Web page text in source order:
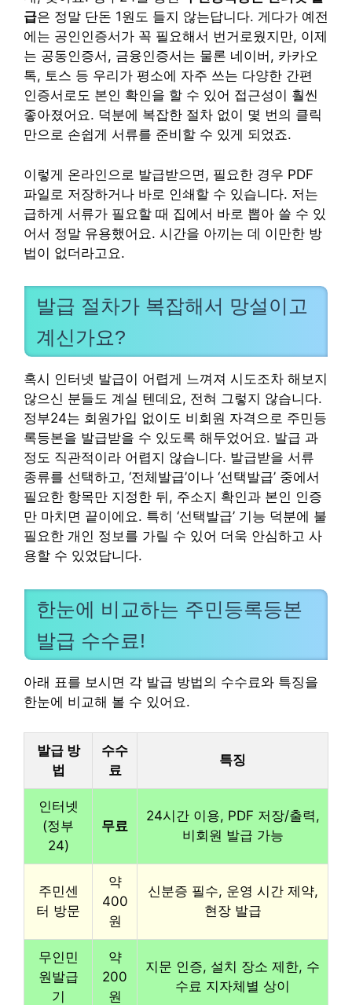
급은 정말 단돈 1원도 들지 않는답니다. 게다가 예전
에는 공인인증서가 꼭 필요해서 번거로웠지만, 이제
는 공동인증서, 금융인증서는 물론 네이버, 카카오
톡, 토스 등 우리가 평소에 자주 쓰는 다양한 간편
인증서로도 본인 확인을 할 수 있어 접근성이 훨씬
좋아졌어요. 덕분에 복잡한 절차 없이 몇 번의 클릭
만으로 손쉽게 서류를 준비할 수 있게 되었죠.
이렇게 온라인으로 발급받으면, 필요한 경우 PDF
파일로 저장하거나 바로 인쇄할 수 있습니다. 저는
급하게 서류가 필요할 때 집에서 바로 뽑아 쓸 수 있
어서 정말 유용했어요. 시간을 아끼는 데 이만한 방
법이 없더라고요.
발급 절차가 복잡해서 망설이고
계신가요?
혹시 인터넷 발급이 어렵게 느껴져 시도조차 해보지
않으신 분들도 계실 텐데요, 전혀 그렇지 않습니다.
정부24는 회원가입 없이도 비회원 자격으로 주민등
록등본을 발급받을 수 있도록 해두었어요. 발급 과
정도 직관적이라 어렵지 않습니다. 발급받을 서류
종류를 선택하고, ‘전체발급’이나 ‘선택발급’ 중에서
필요한 항목만 지정한 뒤, 주소지 확인과 본인 인증
만 마치면 끝이에요. 특히 ‘선택발급’ 기능 덕분에 불
필요한 개인 정보를 가릴 수 있어 더욱 안심하고 사
용할 수 있었답니다.
한눈에 비교하는 주민등록등본
발급 수수료!
아래 표를 보시면 각 발급 방법의 수수료와 특징을
한눈에 비교해 볼 수 있어요.
발급 방
법
수수
료
특징
인터넷
(정부
24)
무료
24시간 이용, PDF 저장/출력,
비회원 발급 가능
주민센
터 방문
약
400
원
신분증 필수, 운영 시간 제약,
현장 발급
무인민
원발급
기
약
200
원
지문 인증, 설치 장소 제한, 수
수료 지자체별 상이